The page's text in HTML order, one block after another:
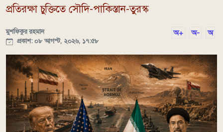
প্রতিরক্ষা চুক্তিতে সৌদি-পাকিস্তান-তুরস্ক
মুশফিকুর রহমান
প্রকাশ: ০৮ আগস্ট, ২০২৬, ১৭:৫৮
অ+ অ- অ